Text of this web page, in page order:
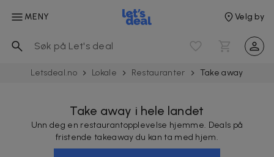
MENY Velg by
Letsdeal.no Lokale Restauranter Take away
Take away i hele landet
Unn deg en restaurantopplevelse hjemme. Deals på
fristende takeaway du kan ta med hjem.